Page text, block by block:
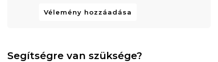
Vélemény hozzáadása
Segítségre van szüksége?